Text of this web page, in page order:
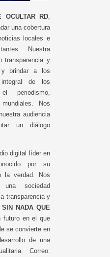
OCULTAR RD
una cobertura
locales e
Nuestra
transparencia y
y brindar a los
integral de los
periodismo,
Nos
audiencia
un diálogo
digital líder en
por su
la verdad. Nos
una sociedad
transparencia y
SIN NADA QUE
futuro en el que
se convierte en
de una
Correo: